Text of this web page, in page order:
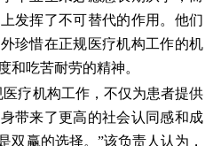
发挥了不可替代的作用。他们
珍惜在正规医疗机构工作的机
和吃苦耐劳的精神。
疗机构工作，不仅为患者提供
带来了更高的社会认同感和成
双赢的选择。”该负责人认为，